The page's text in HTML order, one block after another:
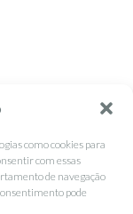
como cookies para
com essas
de navegação
pode